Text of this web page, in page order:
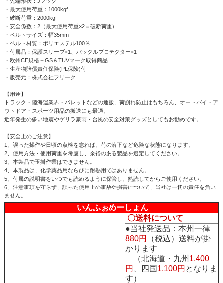
・最大使用荷重：1000kgf
・破断荷重：2000kgf
・安全係数：2（最大使用荷重×2＝破断荷重）
・ベルトサイズ：幅35mm
・ベルト材質：ポリエステル100％
・付属品：保護スリーブ×1、バックルプロテクター×1
・欧州CE規格＋GS＆TUVマーク取得商品
・生産物賠償責任保険(PL保険)付
・販売元：株式会社フリーク
【用途】
トラック・陸海運業界・パレットなどの運搬、荷崩れ防止はもちろん、オートバイ・ア
ウトドア・スポーツ用品の搬送にも最適。
近年発生の多い地震やゲリラ豪雨・台風の安全対策グッズとしてもお勧めです。
【安全上のご注意】
1、誤った操作や日頃の点検を怠れば、荷の落下など危険な状態になります。
2、使用方法・使用荷重を考慮し、余裕のある製品を選定してください。
3、本製品で玉掛作業はできません。
4、本製品は、化学薬品用ならびに耐熱用ではありません。
5、付属の説明書をいつでも読めるように保管し、熟読してからご使用ください。
6、注意事項を守らず、誤った使用上の事故や損害について、当社は一切の責任を負い
ません。
いんふぉめーしょん
〇送料について
●当社発送品：本州一律
880円
（税込）送料が掛
かります
（北海道・九州 1,400
円
、四国 1,100円 となりま
す）